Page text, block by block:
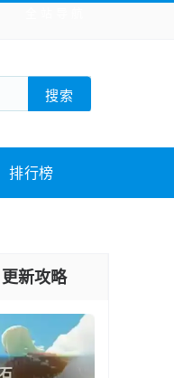
生活实用
模拟经营
系统软件 素材下载
搜索
排行榜
更新攻略